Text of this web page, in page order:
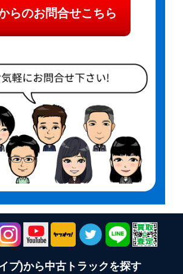
らのお問合せこちら
プ)から中古トラックを探す